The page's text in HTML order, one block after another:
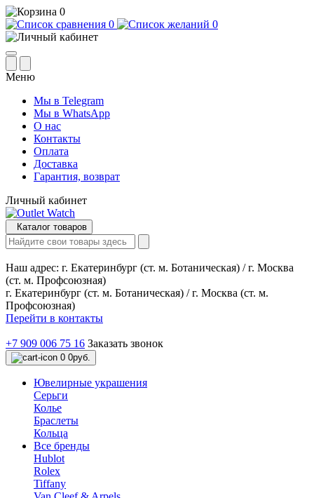
0
0
0
Меню
Мы в Telegram
Мы в WhatsApp
О нас
Контакты
Оплата
Доставка
Гарантия, возврат
Личный кабинет
Каталог товаров
Наш адрес: г. Екатеринбург (ст. м. Ботаническая) / г. Москва
(ст. м. Профсоюзная)
г. Екатеринбург (ст. м. Ботаническая) / г. Москва (ст. м.
Профсоюзная)
Перейти в контакты
+7 909 006 75 16 Заказать звонок
0 0руб.
Ювелирные украшения
Серьги
Колье
Браслеты
Кольца
Все бренды
Hublot
Rolex
Tiffany